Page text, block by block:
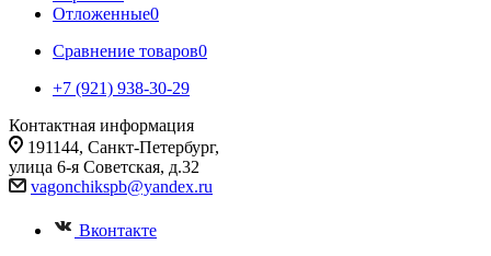
Отложенные0
Сравнение товаров0
+7 (921) 938-30-29
Контактная информация
191144, Санкт-Петербург,
улица 6-я Советская, д.32
vagonchikspb@yandex.ru
Вконтакте